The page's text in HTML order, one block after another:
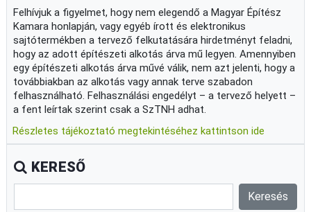
Felhívjuk a figyelmet, hogy nem elegendő a Magyar Építész
Kamara honlapján, vagy egyéb írott és elektronikus
sajtótermékben a tervező felkutatására hirdetményt feladni,
hogy az adott építészeti alkotás árva mű legyen. Amennyiben
egy építészeti alkotás árva művé válik, nem azt jelenti, hogy a
továbbiakban az alkotás vagy annak terve szabadon
felhasználható. Felhasználási engedélyt – a tervező helyett –
a fent leírtak szerint csak a SzTNH adhat.
Részletes tájékoztató megtekintéséhez kattintson ide
KERESŐ